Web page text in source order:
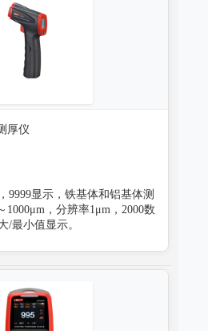
厚仪
9999显示，铁基体和铝基体测
1000μm，分辨率1μm，2000数
/最小值显示。